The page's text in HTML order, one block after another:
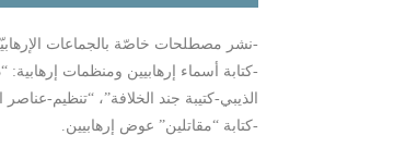
-نشر مصطلحات خاصّة بالجماعات
-كتابة أسماء إرهابيين ومنظمات
الذيبي-كتيبة جند الخلافة”، “تنظيم-
-كتابة “مقاتلين” عوض إرهابيين.